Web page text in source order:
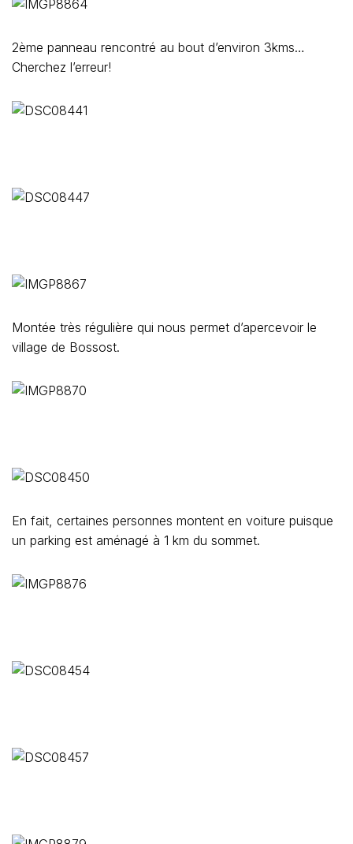
2ème panneau rencontré au bout d’environ 3kms…
Cherchez l’erreur!
Montée très régulière qui nous permet d’apercevoir le
village de Bossost.
En fait, certaines personnes montent en voiture puisque
un parking est aménagé à 1 km du sommet.